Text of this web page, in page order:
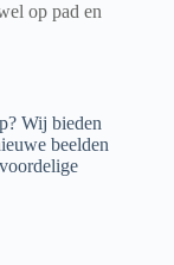
op pad en
Wij bieden
beelden